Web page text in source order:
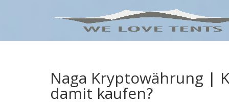
Naga Kryptowährung |
damit kaufen?